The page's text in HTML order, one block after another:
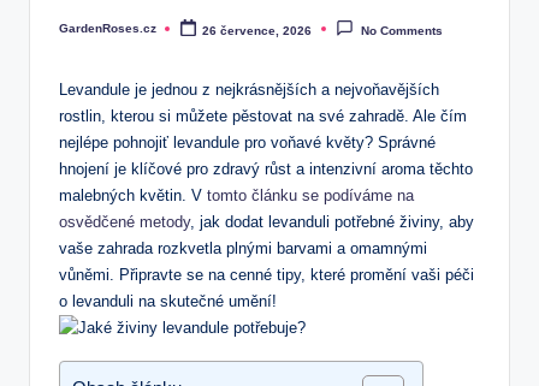
Posted
GardenRoses.cz 26 července, 2026 No Comments
Levandule je jednou z nejkrásnějších a nejvoňavějších
rostlin, kterou si můžete pěstovat na své zahradě. Ale čím
nejlépe pohnojiť levandule pro voňavé květy? Správné
hnojení je klíčové pro zdravý růst a intenzivní aroma těchto
malebných květin. V tomto článku se podíváme na
osvědčené metody, jak dodat levanduli potřebné živiny, aby
vaše zahrada rozkvetla plnými barvami a omamnými
vůněmi. Připravte se na cenné tipy, které promění vaši péči
o levanduli na skutečné umění!